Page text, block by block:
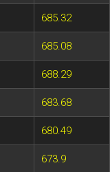
685.32
685.08
688.29
683.68
680.49
673.9